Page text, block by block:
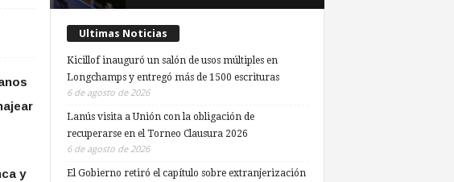
y
Ultimas Noticias
Kicillof inauguró un salón de usos múltiples en
Longchamps y entregó más de 1500 escrituras
6 de agosto de 2026
Lanús visita a Unión con la obligación de
recuperarse en el Torneo Clausura 2026
6 de agosto de 2026
El Gobierno retiró el capítulo sobre extranjerización